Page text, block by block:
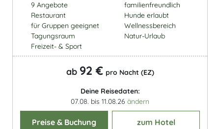
9 Angebote
Restaurant
für Gruppen geeignet
Tagungsraum
Freizeit- & Sport
familienfreundlich
Hunde erlaubt
Wellnessbereich
Natur-Urlaub
ab 92 € pro Nacht (EZ)
Deine Reisedaten:
07.08. bis 11.08.26 ändern
Preise & Buchung zum Hotel